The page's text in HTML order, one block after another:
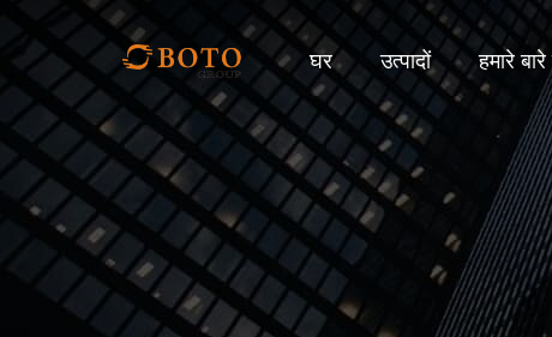
घर उत्पादों हमारे